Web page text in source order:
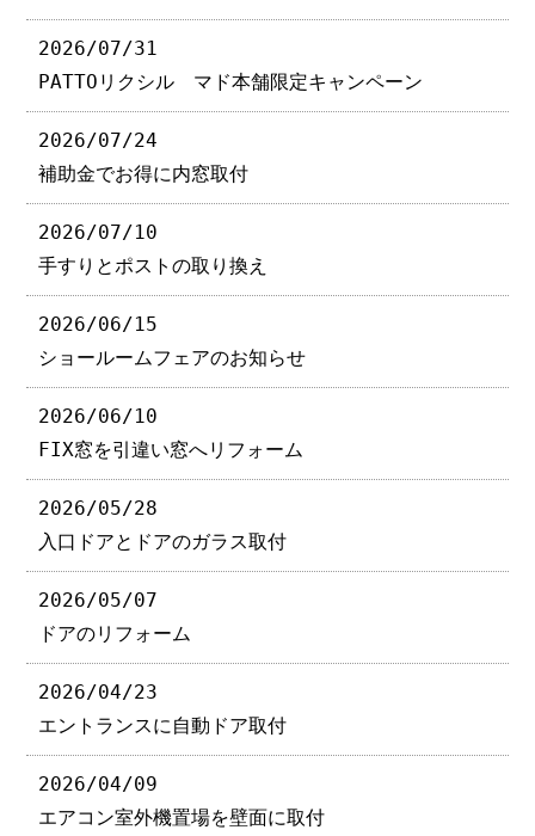
2026/07/31
PATTOリクシル マド本舗限定キャンペーン
2026/07/24
補助金でお得に内窓取付
2026/07/10
手すりとポストの取り換え
2026/06/15
ショールームフェアのお知らせ
2026/06/10
FIX窓を引違い窓へリフォーム
2026/05/28
入口ドアとドアのガラス取付
2026/05/07
ドアのリフォーム
2026/04/23
エントランスに自動ドア取付
2026/04/09
エアコン室外機置場を壁面に取付